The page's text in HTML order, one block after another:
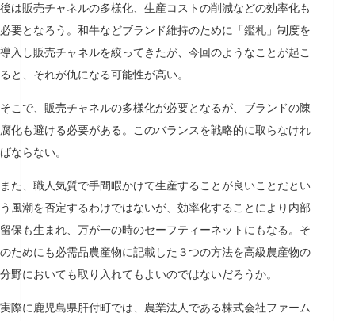
後は販売チャネルの多様化、生産コストの削減などの効率化も
必要となろう。和牛などブランド維持のために「鑑札」制度を
導入し販売チャネルを絞ってきたが、今回のようなことが起こ
ると、それが仇になる可能性が高い。
そこで、販売チャネルの多様化が必要となるが、ブランドの陳
腐化も避ける必要がある。このバランスを戦略的に取らなけれ
ばならない。
また、職人気質で手間暇かけて生産することが良いことだとい
う風潮を否定するわけではないが、効率化することにより内部
留保も生まれ、万が一の時のセーフティーネットにもなる。そ
のためにも必需品農産物に記載した３つの方法を高級農産物の
分野においても取り入れてもよいのではないだろうか。
実際に鹿児島県肝付町では、農業法人である株式会社ファーム